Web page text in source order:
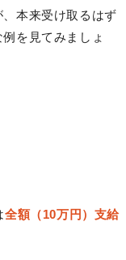
本来受け取るはず
を見てみましょ
全額（10万円）支給